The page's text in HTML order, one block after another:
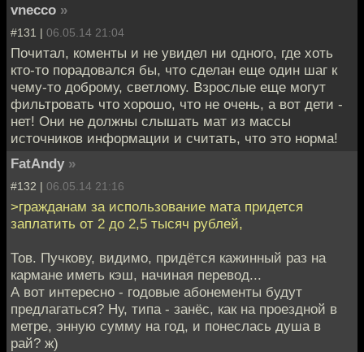
vnecco »
#131 | 06.05.14 21:04
Почитал, коменты и не увидел ни одного, где хоть
кто-то порадовался бы, что сделан еще один шаг к
чему-то доброму, светлому. Взрослые еще могут
фильтровать что хорошо, что не очень, а вот дети -
нет! Они не должны слышать мат из массы
источников информации и считать, что это норма!
FatAndy »
#132 | 06.05.14 21:16
>гражданам за использование мата придется
заплатить от 2 до 2,5 тысяч рублей,
Тов. Пучкову, видимо, придётся кажинный раз на
кармане иметь кэш, начиная перевод...
А вот интересно - годовые абонементы будут
предлагаться? Ну, типа - занёс, как на проездной в
метре, энную сумму на год, и понеслась душа в
рай? ж)